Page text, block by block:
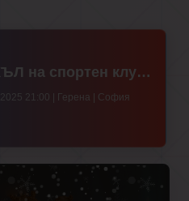
КОЛЕДЕН СПЕКТАКЪЛ на спортен клуб Феникс - "МАГИЧЕСКИЯ ЛЕШНИК И ЛЕДЕНАТА КРАЛИЦА"
21:00 | Герена | София